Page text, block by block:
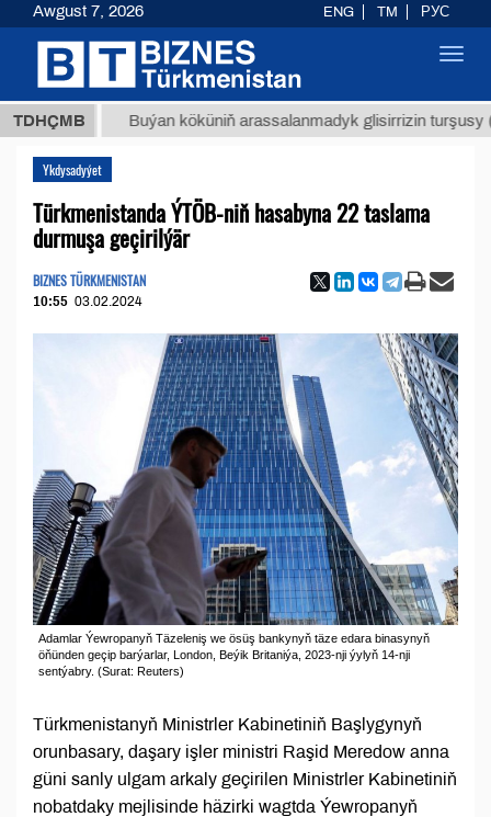
TDHÇMBBuýan köküniň arassalanmadyk glisirrizin turşusy (t.)
Ykdysadyýet
Türkmenistanda ÝTÖB-niň hasabyna 22 taslama
durmuşa geçirilýär
BIZNES TÜRKMENISTAN
10:55 03.02.2024
Adamlar Ýewropanyň Täzeleniş we ösüş bankynyň täze edara binasynyň
öňünden geçip barýarlar, London, Beýik Britaniýa, 2023-nji ýylyň 14-nji
sentýabry. (Surat: Reuters)
Türkmenistanyň Ministrler Kabinetiniň Başlygynyň
orunbasary, daşary işler ministri Raşid Meredow anna
güni sanly ulgam arkaly geçirilen Ministrler Kabinetiniň
nobatdaky mejlisinde häzirki wagtda Ýewropanyň
Awgust 7, 2026 ENG TM РУС